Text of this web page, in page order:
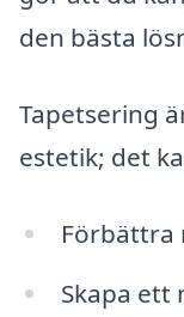
den bästa
Tapetsering
estetik; det
Förbättra
Skapa ett